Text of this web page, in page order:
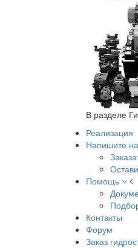
В разделе
Реализация
Напишите
Помощь
Контакты
Форум
Заказ